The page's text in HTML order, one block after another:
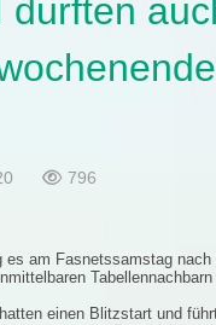
durften
796
es am Fasnetssamstag nach
Tabellennachbarn
einen Blitzstart und